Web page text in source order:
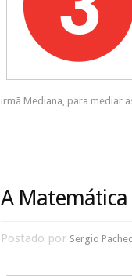
irmã Mediana, para mediar
A
Postado por Sergio